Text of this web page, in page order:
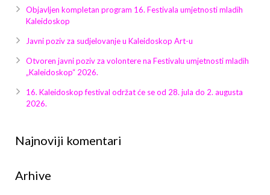
Galerija 2023
Objavljen kompletan program 16. Festivala umjetnosti mladih
Kaleidoskop
Javni poziv za sudjelovanje u Kaleidoskop Art-u
Otvoren javni poziv za volontere na Festivalu umjetnosti mladih
„Kaleidoskop“ 2026.
16. Kaleidoskop festival održat će se od 28. jula do 2. augusta
2026.
Najnoviji komentari
Arhive